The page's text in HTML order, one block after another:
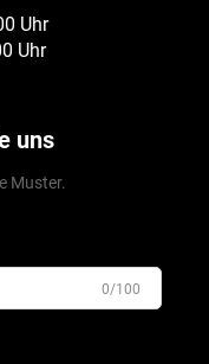
Uhr
Uhr
uns
Muster.
0/100